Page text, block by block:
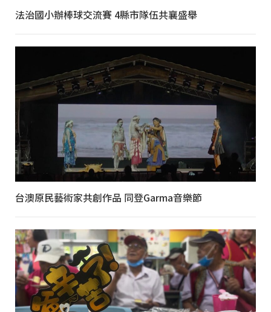
法治國小辦棒球交流賽 4縣市隊伍共襄盛舉
台澳原民藝術家共創作品 同登Garma音樂節